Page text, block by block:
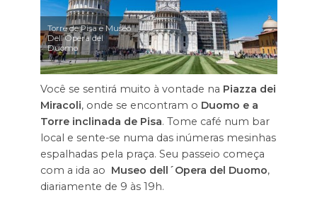
Torre de Pisa e Museo
Dell Opera del
Duomo
Você se sentirá muito à vontade na Piazza dei
Miracoli, onde se encontram o Duomo e a
Torre inclinada de Pisa. Tome café num bar
local e sente-se numa das inúmeras mesinhas
espalhadas pela praça. Seu passeio começa
com a ida ao Museo dell´Opera del Duomo,
diariamente de 9 às 19h.